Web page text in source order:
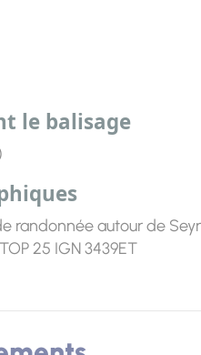
le balisage
randonnée autour de
25 IGN 3439ET